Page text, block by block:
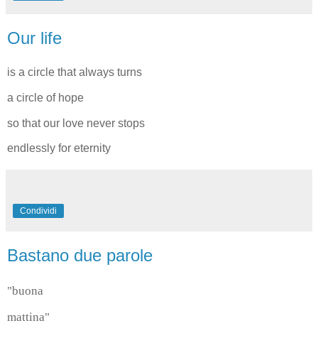
Our life
is a circle that always turns
a circle of hope
so that our love never stops
endlessly for eternity
Condividi
Bastano due parole
"buona
mattina"